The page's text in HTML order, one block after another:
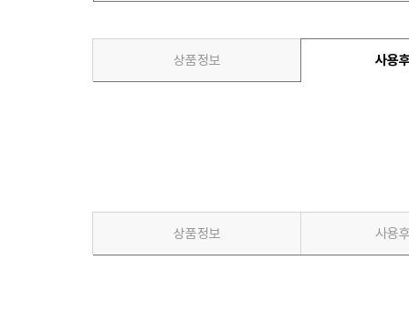
상품정보 사용
상품정보 사용